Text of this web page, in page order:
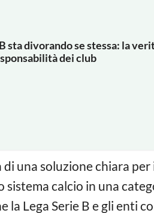
sta divorando se stessa: la
dei club
di una soluzione chiara
sistema calcio in una
la Lega Serie B e gli enti